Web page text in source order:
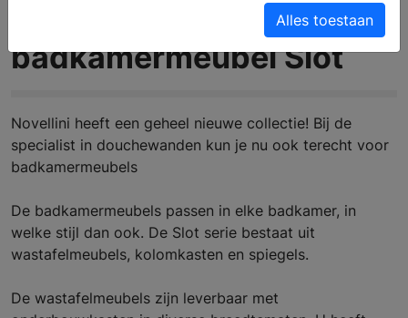
badkamermeubel Slot
Novellini heeft een geheel nieuwe collectie! Bij de
specialist in douchewanden kun je nu ook terecht voor
badkamermeubels
De badkamermeubels passen in elke badkamer, in
welke stijl dan ook. De Slot serie bestaat uit
wastafelmeubels, kolomkasten en spiegels.
De wastafelmeubels zijn leverbaar met
Alles toestaan